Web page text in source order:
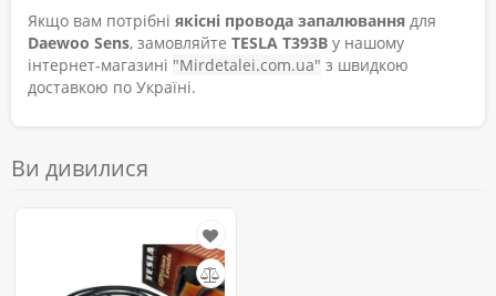
Якщо вам потрібні якісні провода запалювання для
Daewoo Sens, замовляйте TESLA T393B у нашому
інтернет-магазині "Mirdetalei.com.ua" з швидкою
доставкою по Україні.
Ви дивилися